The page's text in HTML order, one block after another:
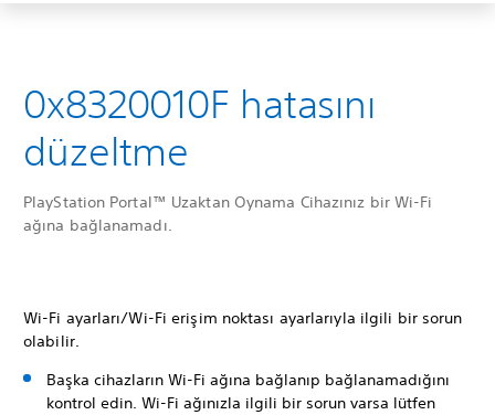
0x8320010F hatasını
düzeltme
PlayStation Portal™ Uzaktan Oynama Cihazınız bir Wi-Fi
ağına bağlanamadı.
Wi-Fi ayarları/Wi-Fi erişim noktası ayarlarıyla ilgili bir sorun
olabilir.
Başka cihazların Wi-Fi ağına bağlanıp bağlanamadığını
kontrol edin. Wi-Fi ağınızla ilgili bir sorun varsa lütfen